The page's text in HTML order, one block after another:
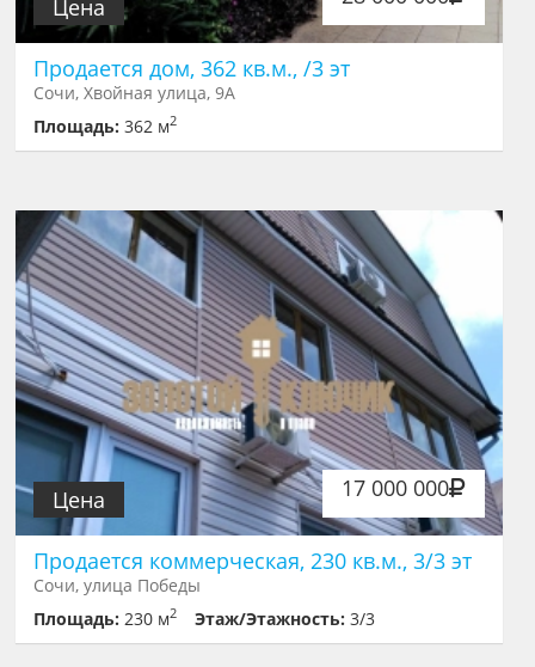
Цена
Продается дом, 362 кв.м., /3 эт
Сочи, Хвойная улица, 9А
Площадь:362 м2
17 000 000
Цена
Продается коммерческая, 230 кв.м., 3/3 эт
Сочи, улица Победы
Площадь: 230 м2 Этаж/Этажность:3/3